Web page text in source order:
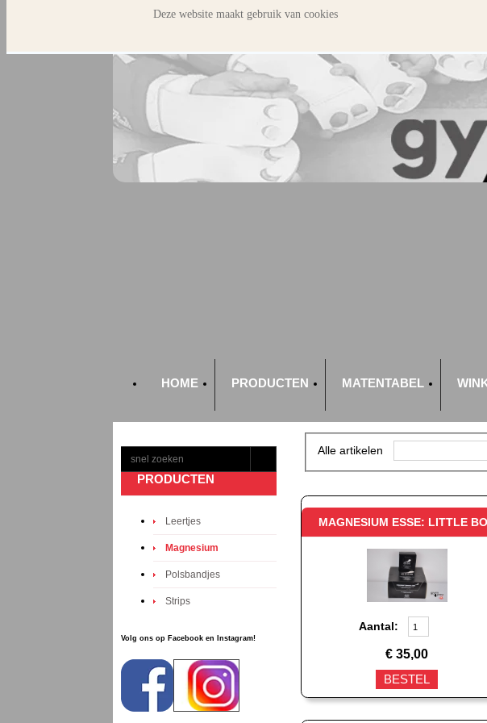
HOME PRODUCTEN MATENTABEL
PRODUCTEN
Leertjes
Magnesium
Polsbandjes
Strips
Volg ons op Facebook en Instagram!
Alle artikelen
MAGNESIUM ESSE: LITTLE
Aantal:
€35,00
BESTEL
Deze website maakt gebruik van cookies